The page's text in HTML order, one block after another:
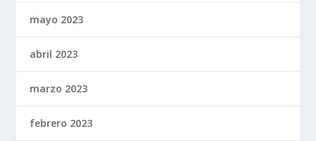
mayo 2023
abril 2023
marzo 2023
febrero 2023